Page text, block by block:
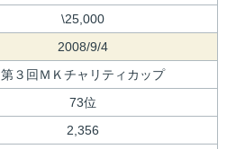
\25,000
2008/9/4
第３回ＭＫチャリティカップ
73位
2,356